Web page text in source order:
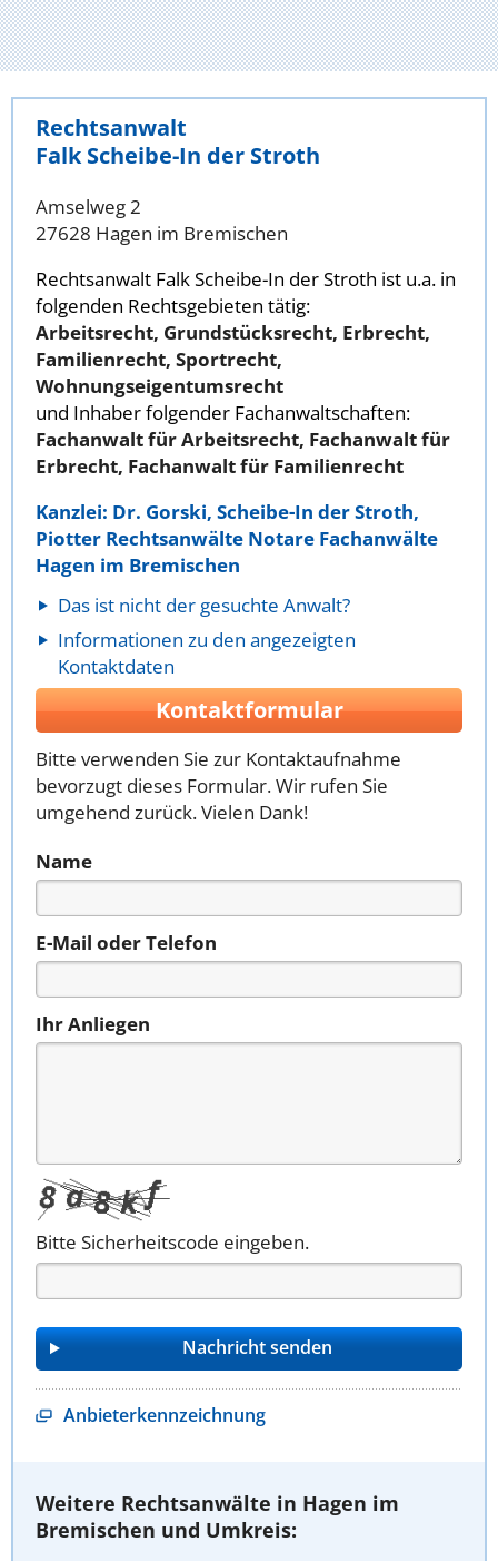
Rechtsanwalt
Falk Scheibe-In der Stroth
Amselweg 2
27628 Hagen im Bremischen
Rechtsanwalt Falk Scheibe-In der Stroth ist u.a. in
folgenden Rechtsgebieten tätig:
Arbeitsrecht, Grundstücksrecht, Erbrecht,
Familienrecht, Sportrecht,
Wohnungseigentumsrecht
und Inhaber folgender Fachanwaltschaften:
Fachanwalt für Arbeitsrecht, Fachanwalt für
Erbrecht, Fachanwalt für Familienrecht
Kanzlei: Dr. Gorski, Scheibe-In der Stroth,
Piotter Rechtsanwälte Notare Fachanwälte
Hagen im Bremischen
Das ist nicht der gesuchte Anwalt?
Informationen zu den angezeigten
Kontaktdaten
Kontaktformular
Bitte verwenden Sie zur Kontaktaufnahme
bevorzugt dieses Formular. Wir rufen Sie
umgehend zurück. Vielen Dank!
Name
E-Mail oder Telefon
Ihr Anliegen
Bitte Sicherheitscode eingeben.
Anbieterkennzeichnung
Weitere Rechtsanwälte in Hagen im
Bremischen und Umkreis: